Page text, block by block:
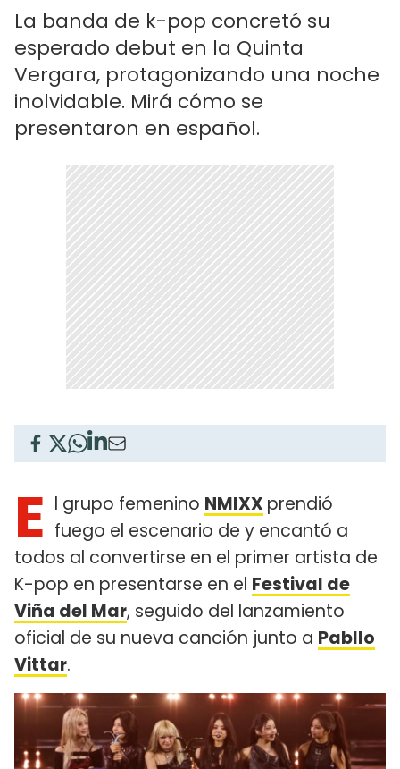
La banda de k-pop concretó su
esperado debut en la Quinta
Vergara, protagonizando una noche
inolvidable. Mirá cómo se
presentaron en español.
E l grupo femenino NMIXX prendió
fuego el escenario de y encantó a
todos al convertirse en el primer artista de
K-pop en presentarse en el Festival de
Viña del Mar, seguido del lanzamiento
oficial de su nueva canción junto a Pabllo
Vittar.